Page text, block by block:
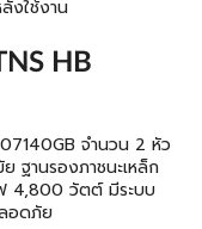
งใช้งาน
HB
จำนวน 2 หัว
ฐานรองภาชนะเหล็ก
4,800 วัตต์ มีระบบ
อดภัย